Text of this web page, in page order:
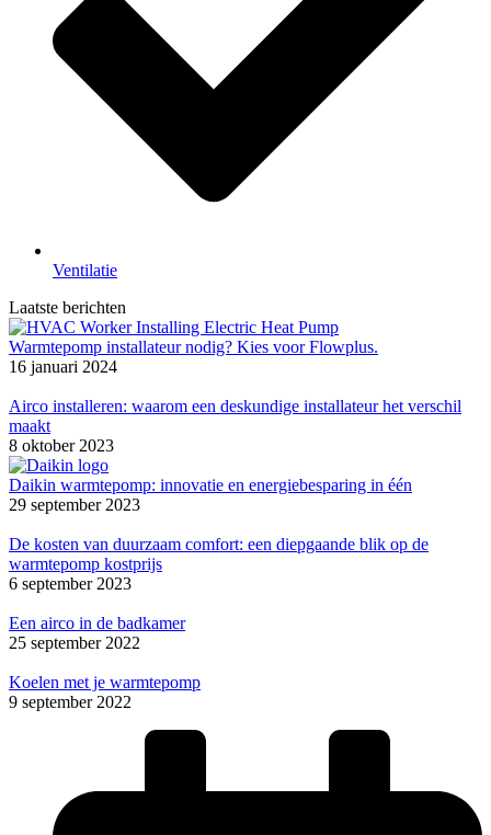
Ventilatie
Laatste berichten
Warmtepomp installateur nodig? Kies voor Flowplus.
16 januari 2024
Airco installeren: waarom een deskundige installateur het verschil
maakt
8 oktober 2023
Daikin warmtepomp: innovatie en energiebesparing in één
29 september 2023
De kosten van duurzaam comfort: een diepgaande blik op de
warmtepomp kostprijs
6 september 2023
Een airco in de badkamer
25 september 2022
Koelen met je warmtepomp
9 september 2022